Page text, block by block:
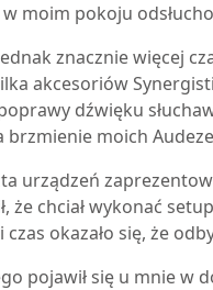
moim pokoju
znacznie więcej
akcesoriów
dźwięku
brzmienie moich
urządzeń
że chciał wykonać
okazało się, że
pojawił się u mnie w